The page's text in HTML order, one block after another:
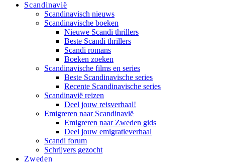
Scandinavië
Scandinavisch nieuws
Scandinavische boeken
Nieuwe Scandi thrillers
Beste Scandi thrillers
Scandi romans
Boeken zoeken
Scandinavische films en series
Beste Scandinavische series
Recente Scandinavische series
Scandinavië reizen
Deel jouw reisverhaal!
Emigreren naar Scandinavië
Emigreren naar Zweden gids
Deel jouw emigratieverhaal
Scandi forum
Schrijvers gezocht
Zweden